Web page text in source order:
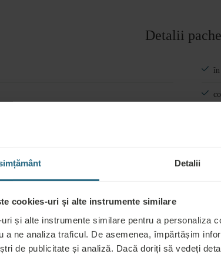
Detalii
cookies-uri și alte instrumente similare
și alte instrumente similare pentru a personaliza
a ne analiza traficul. De asemenea, împărtășim
de publicitate și analiză. Dacă doriți să vedeți
Detalii
în